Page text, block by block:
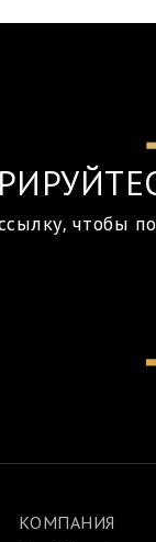
чтобы
КОМПАНИЯ